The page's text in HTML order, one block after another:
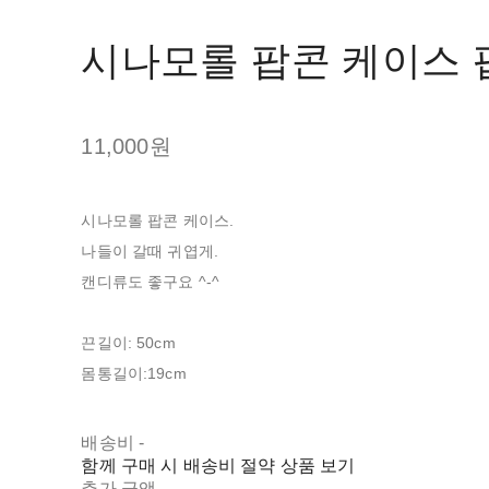
시나모롤 팝콘 케이스
11,000원
시나모롤 팝콘 케이스.
나들이 갈때 귀엽게.
캔디류도 좋구요 ^-^
끈길이: 50cm
몸통길이:19cm
배송비-
함께 구매 시 배송비 절약 상품 보기